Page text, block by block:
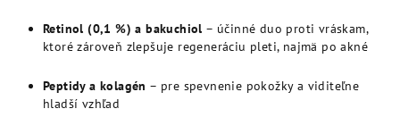
Retinol (0,1 %) a bakuchiol – účinné duo proti vráskam,
ktoré zároveň zlepšuje regeneráciu pleti, najmä po akné
Peptidy a kolagén – pre spevnenie pokožky a viditeľne
hladší vzhľad